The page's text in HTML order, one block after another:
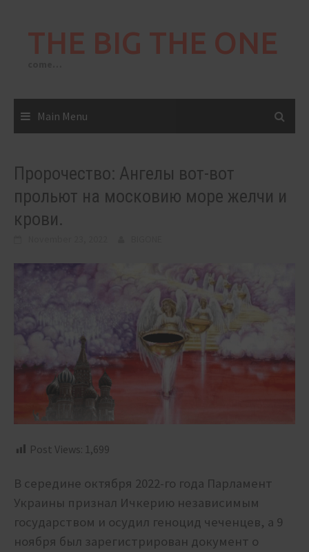
THE BIG THE ONE
Main Menu
Пророчество: Ангелы вот-вот
прольют на московию море желчи и
крови.
Post Views: 1,699
В середине октября 2022-го года Парламент
Украины признал Ичкерию независимым
государством и осудил геноцид чеченцев, а 9
ноября был зарегистрирован документ о